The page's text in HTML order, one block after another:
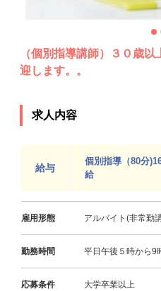
（個別指導講師）３０歳
迎します。。
求人内容
給与
個別指導（80分
給
雇用形態 アルバイト(非常勤
勤務時間 平日午後５時から9
応募条件 大学卒業以上